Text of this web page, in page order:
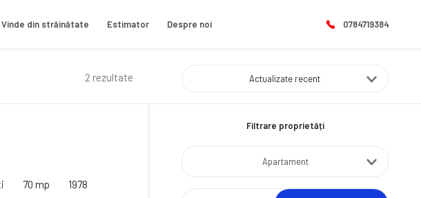
Vinde din străinătate Estimator Despre noi 0784719384
2 rezultate Actualizate recent
70 mp 1978
Filtrare proprietăți
Apartament